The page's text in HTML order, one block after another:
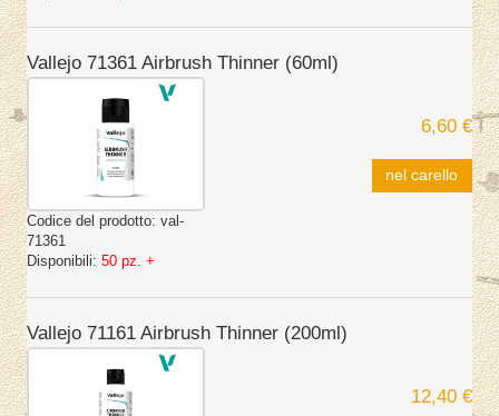
Vallejo 71361 Airbrush Thinner (60ml)
Codice del prodotto: val-
71361
Disponibili: 50 pz. +
6,60 €
nel carello
Vallejo 71161 Airbrush Thinner (200ml)
12,40 €